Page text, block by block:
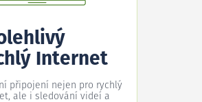
Internet
připojení nejen pro rychlý
ale i sledování videí a